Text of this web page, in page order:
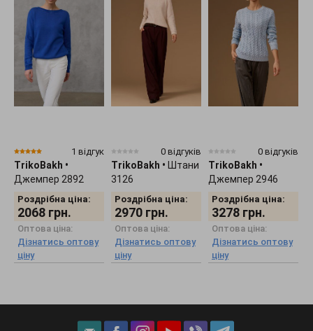
1 відгук
TrikoBakh •
Джемпер 2892
Роздрібна ціна:
2068 грн.
Оптова ціна:
Дізнатись оптову
ціну
0 відгуків
TrikoBakh • Штани
3126
Роздрібна ціна:
2970 грн.
Оптова ціна:
Дізнатись оптову
ціну
0 відгуків
TrikoBakh •
Джемпер 2946
Роздрібна ціна:
3278 грн.
Оптова ціна:
Дізнатись оптову
ціну